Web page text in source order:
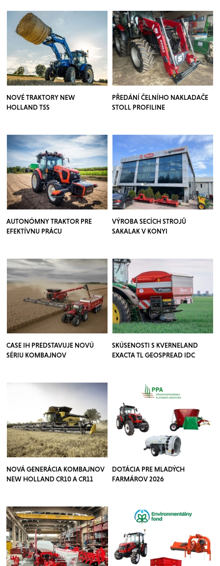
NOVÉ TRAKTORY NEW
HOLLAND T5S
PŘEDÁNÍ ČELNÍHO NAKLADAČE
STOLL PROFILINE
AUTONÓMNY TRAKTOR PRE
EFEKTÍVNU PRÁCU
VÝROBA SECÍCH STROJŮ
SAKALAK V KONYI
CASE IH PREDSTAVUJE NOVÚ
SÉRIU KOMBAJNOV
SKÚSENOSTI S KVERNELAND
EXACTA TL GEOSPREAD IDC
NOVÁ GENERÁCIA KOMBAJNOV
NEW HOLLAND CR10 A CR11
DOTÁCIA PRE MLADÝCH
FARMÁROV 2026